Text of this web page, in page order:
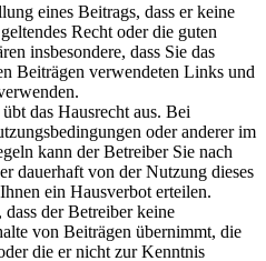
eines Beitrags, dass er keine
Recht oder die guten
insbesondere, dass Sie das
Beiträgen verwendeten Links und
das Hausrecht aus. Bei
oder anderer im
kann der Betreiber Sie nach
dauerhaft von der Nutzung dieses
ein Hausverbot erteilen.
der Betreiber keine
von Beiträgen übernimmt, die
die er nicht zur Kenntnis